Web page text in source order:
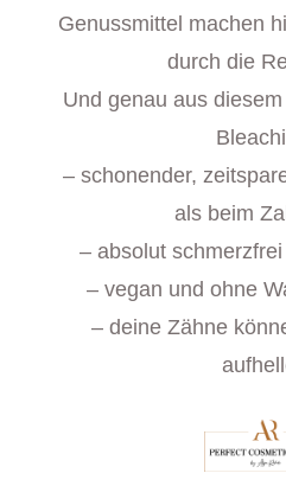
Genussmittel machen
durch die
Und genau aus
– schonender,
als beim
– absolut
– vegan und ohne
– deine Zähne